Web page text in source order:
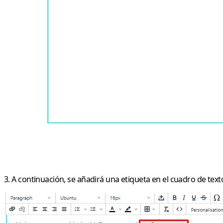
3. A continuación, se añadirá una etiqueta en el cuadro de